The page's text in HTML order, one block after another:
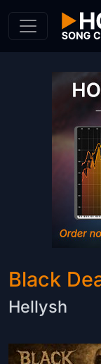
Black
Hellysh